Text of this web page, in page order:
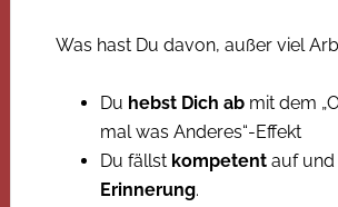
Was hast Du davon, außer viel
Du hebst Dich abmit dem
mal was Anderes“-Effekt
Du fällst kompetentauf und
Erinnerung.